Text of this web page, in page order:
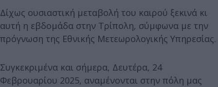
Δίχως ουσιαστική μεταβολή του καιρού ξεκινά κι
αυτή η εβδομάδα στην Τρίπολη, σύμφωνα με την
πρόγνωση της Εθνικής Μετεωρολογικής Υπηρεσίας.
Συγκεκριμένα και σήμερα, Δευτέρα, 24
Φεβρουαρίου 2025, αναμένονται στην πόλη μας